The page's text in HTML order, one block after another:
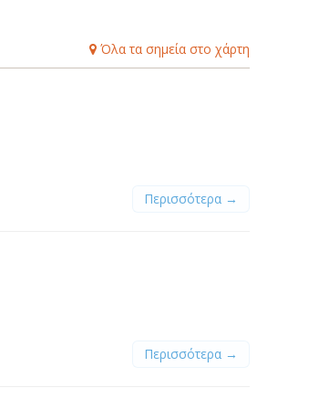
Όλα τα σημεία στο χάρτη
Περισσότερα →
Περισσότερα →